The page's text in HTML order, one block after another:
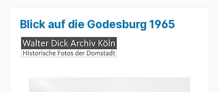
Blick auf die Godesburg 1965